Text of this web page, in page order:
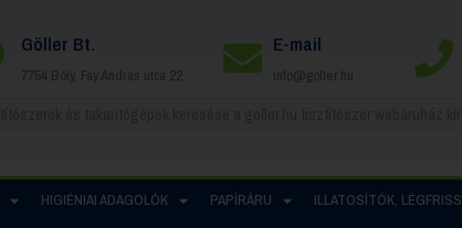
Göller Bt.
7754 Bóly, Fáy András utca 22.
E-mail
info@goller.hu
HIGIÉNIAI ADAGOLÓK PAPÍRÁRU ILLATOSÍTÓK,